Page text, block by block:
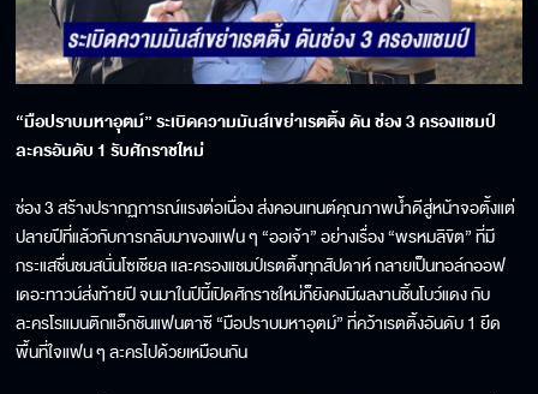
“มือปราบมหาอุตม์” ระเบิดความมันส์เขย่าเรตติ้ง ดัน ช่อง 3 ครองแชมป์
ละครอันดับ 1 รับศักราชใหม่
ช่อง 3 สร้างปรากฏการณ์แรงต่อเนื่อง ส่งคอนเทนต์คุณภาพน้ำดีสู่หน้าจอตั้งแต่
ปลายปีที่แล้วกับการกลับมาของแฟน ๆ “ออเจ้า” อย่างเรื่อง “พรหมลิขิต” ที่มี
กระแสชื่นชมสนั่นโซเชียล และครองแชมป์เรตติ้งทุกสัปดาห์ กลายเป็นทอล์กออฟ
เดอะทาวน์ส่งท้ายปี จนมาในปีนี้เปิดศักราชใหม่ก็ยังคงมีผลงานชิ้นโบว์แดง กับ
ละครโรแมนติกแอ็กชันแฟนตาซี “มือปราบมหาอุตม์” ที่คว้าเรตติ้งอันดับ 1 ยึด
พื้นที่ใจแฟน ๆ ละครไปด้วยเหมือนกัน